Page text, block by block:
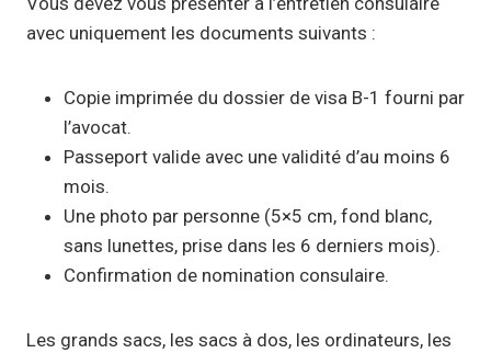
avec uniquement les documents suivants :
Copie imprimée du dossier de visa B-1 fourni par
l’avocat.
Passeport valide avec une validité d’au moins 6
mois.
Une photo par personne (5×5 cm, fond blanc,
sans lunettes, prise dans les 6 derniers mois).
Confirmation de nomination consulaire.
Les grands sacs, les sacs à dos, les ordinateurs, les